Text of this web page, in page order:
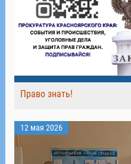
Право знать!
12 мая 2026